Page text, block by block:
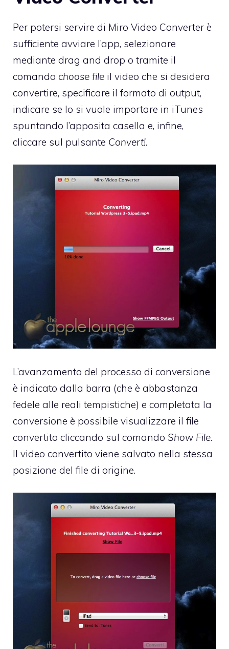
Per potersi servire di Miro Video Converter è
sufficiente avviare l’app, selezionare
mediante drag and drop o tramite il
comando choose file il video che si desidera
convertire, specificare il formato di output,
indicare se lo si vuole importare in iTunes
spuntando l’apposita casella e, infine,
cliccare sul pulsante Convert!.
L’avanzamento del processo di conversione
è indicato dalla barra (che è abbastanza
fedele alle reali tempistiche) e completata la
conversione è possibile visualizzare il file
convertito cliccando sul comando Show File.
Il video convertito viene salvato nella stessa
posizione del file di origine.